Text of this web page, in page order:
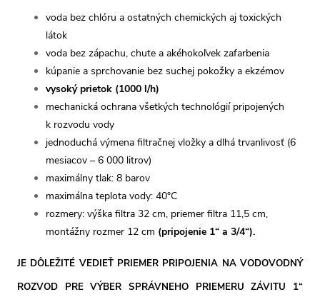
voda bez chlóru a ostatných chemických aj toxických
látok
voda bez zápachu, chute a akéhokoľvek zafarbenia
kúpanie a sprchovanie bez suchej pokožky a ekzémov
vysoký prietok (1000 l/h)
mechanická ochrana všetkých technológií pripojených
k rozvodu vody
jednoduchá výmena filtračnej vložky a dlhá trvanlivosť (6
mesiacov – 6 000 litrov)
maximálny tlak: 8 barov
maximálna teplota vody: 40°C
rozmery: výška filtra 32 cm, priemer filtra 11,5 cm,
montážny rozmer 12 cm (pripojenie 1“ a 3/4“).
JE DÔLEŽITÉ VEDIEŤ PRIEMER PRIPOJENIA NA VODOVODNÝ
ROZVOD PRE VÝBER SPRÁVNEHO PRIEMERU ZÁVITU 1“